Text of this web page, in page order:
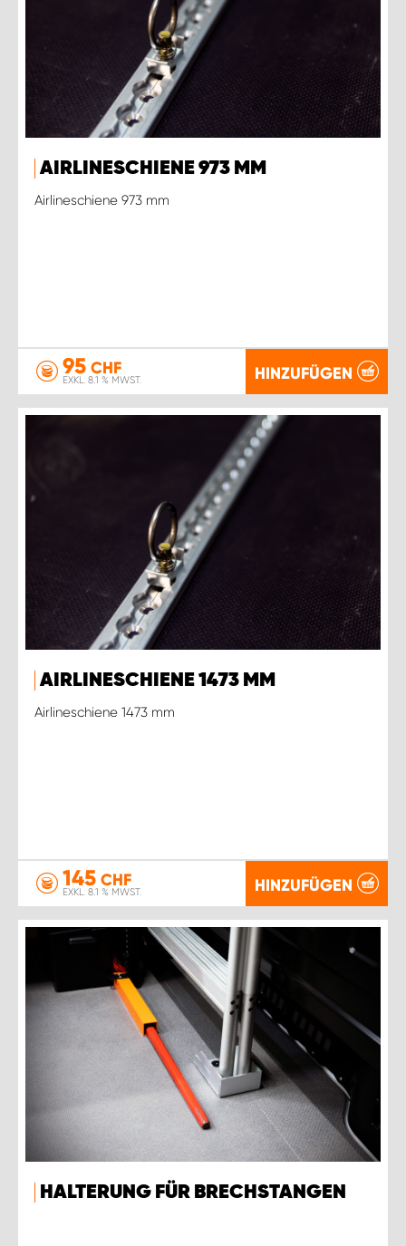
AIRLINESCHIENE 973 MM
Airlineschiene 973 mm
95 CHF
EXKL. 8.1 % MWST. HINZUFÜGEN
AIRLINESCHIENE 1473 MM
Airlineschiene 1473 mm
145 CHF
EXKL. 8.1 % MWST. HINZUFÜGEN
HALTERUNG FÜR BRECHSTANGEN